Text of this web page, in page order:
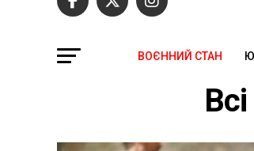
ВОЄННИЙ СТАН